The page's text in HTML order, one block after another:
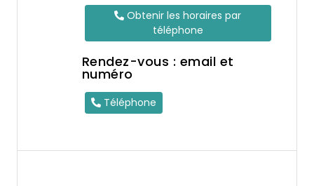
Obtenir les horaires par
téléphone
Rendez-vous : email et
numéro
Téléphone